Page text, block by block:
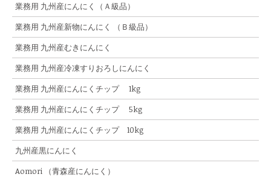
業務用 九州産にんにく（Ａ級品）
業務用 九州産新物にんにく （Ｂ級品）
業務用 九州産むきにんにく
業務用 九州産冷凍すりおろしにんにく
業務用 九州産にんにくチップ 1kg
業務用 九州産にんにくチップ 5kg
業務用 九州産にんにくチップ 10kg
九州産黒にんにく
Aomori （青森産にんにく）